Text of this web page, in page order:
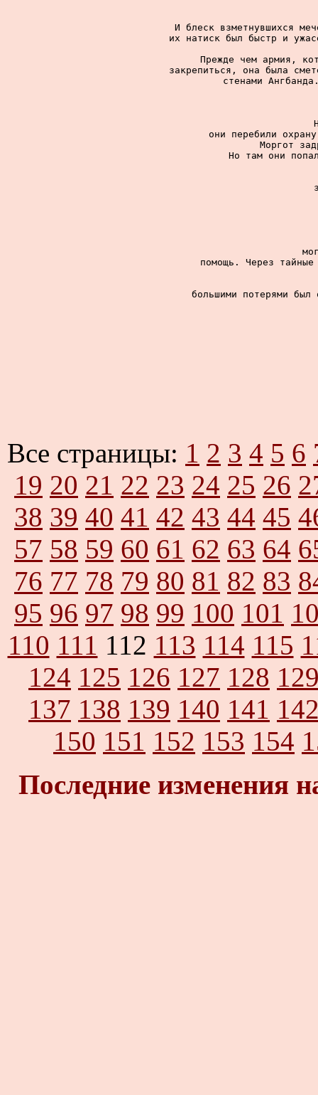
И блеск взметнувшихся
их натиск был быстр и
Прежде чем армия,
закрепиться, она была
стенами
они перебили
Моргот
Но там они
помощь. Через
большими потерями
Все страницы: 1 2 3 4 5 6
19 20 21 22 23 24 25 26
38 39 40 41 42 43 44 45
57 58 59 60 61 62 63 64
76 77 78 79 80 81 82 83
95 96 97 98 99 100 101
110 111 112 113 114 115
124 125 126 127 128
137 138 139 140 141
150 151 152 153 154
Последние изменения